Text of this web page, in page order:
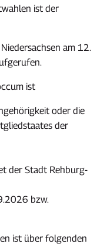
ist der
am 12.
ist
oder die
der
der Stadt Rehburg-
bzw.
ist über folgenden